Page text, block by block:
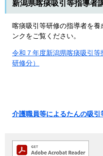
新潟県喀痰吸引等指導者
喀痰吸引等研修の指導者を
ンクをご覧ください。
令和７年度新潟県喀痰吸引
研修分）
介護職員等によるたんの吸引